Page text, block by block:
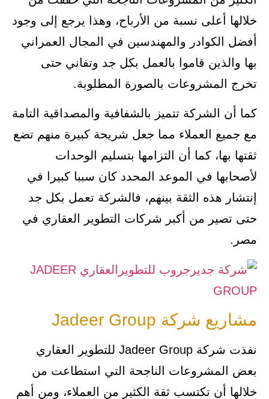
خلالها أعلى نسبة من الأرباح، وهذا يرجع إلى وجود
أفضل الكوادر والمهندسين في المجال العمراني
بها والذين قاموا بالعمل بكل جد وتفاني حتى
تخرج المشروعات بالصورة المطلوبة.
كما أن الشركة تتميز بالشفافية والمصداقية التامة
مع جميع العملاء مما جعل شريحة كبيرة منهم تضع
ثقتها بها، كما أن التزامها بتسليم الوحدات
لأصحابها في الموعد المحدد كان سببا كبيرا في
إنتشار هذه الثقة بينهم، فالشركة تعمل بكل جد
حتى تصير من أكبر شركات التطوير العقاري في
مصر.
مشاريع شركة Jadeer Group
نفذت شركة Jadeer Group للتطوير العقاري
بعض المشروعات الناجحة التي استطاعت من
خلالها أن تكتسب ثقة الكثير من العملاء، ومن أهم